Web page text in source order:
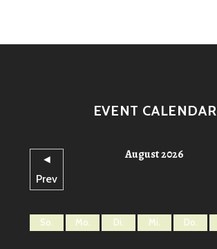
EVENT CALENDAR
◄
Prev
August 2026
So. Mo. Di. Mi. Do.